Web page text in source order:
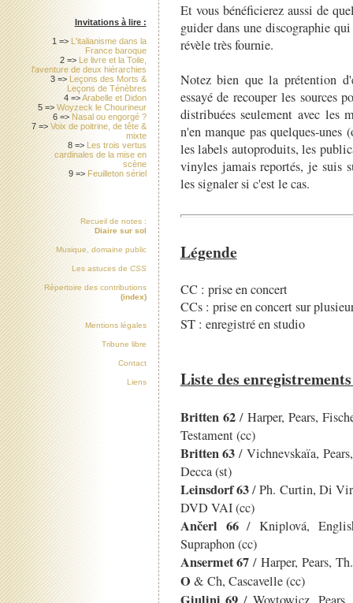
Et vous bénéficierez aussi de
guider dans une discographie
révèle très fournie.
Notez bien que la prétention
essayé de recouper les sources
distribuées seulement avec les
n'en manque pas quelques-
les labels autoproduits, les
vinyles jamais reportés, je suis
les signaler si c'est le cas.
Légende
CC : prise en concert
CCs : prise en concert sur
ST : enregistré en studio
Liste des
Britten 62 / Harper, Pears,
Testament (cc)
Britten 63/ Vichnevskaïa,
Decca (st)
Leinsdorf 63/ Ph. Curtin, Di
DVD VAI (cc)
Ančerl 66/ Kniplová,
Supraphon (cc)
Ansermet 67 / Harper, Pears,
O & Ch, Cascavelle (cc)
Invitations à lire :
1 => L'italianisme dans la
France baroque
2 => Le livre et la Toile,
l'aventure de deux hiérarchies
3 => Leçons des Morts &
Leçons de Ténèbres
4 =>Arabelle et Didon
5 =>Woyzeck le Chourineur
6 => Nasal ou engorgé ?
7 =>Voix de poitrine, de tête &
mixte
8 => Les trois vertus
cardinales de la mise en
scène
9 => Feuilleton sériel
Recueil de notes :
Diaire sur sol
Musique, domaine public
Les astuces de CSS
Répertoire des contributions
(index)
Mentions légales
Tribune libre
Contact
Liens